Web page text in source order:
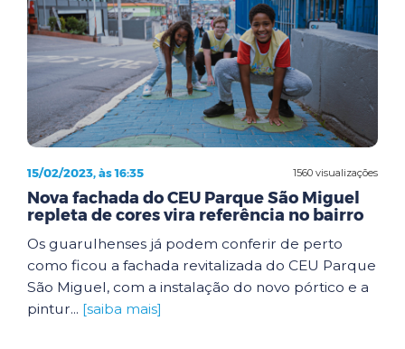
1560 visualizações
15/02/2023, às 16:35
Nova fachada do CEU Parque São Miguel
repleta de cores vira referência no bairro
Os guarulhenses já podem conferir de perto
como ficou a fachada revitalizada do CEU Parque
São Miguel, com a instalação do novo pórtico e a
pintur... [saiba mais]